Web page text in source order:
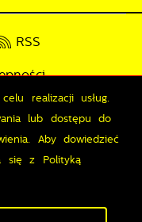
RSS
Sygnalista
Online: 295
realizacji usług.
lub dostępu do
Aby dowiedzieć
się z Polityką